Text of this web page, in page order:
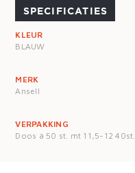
SPECIFICATIES
KLEUR
BLAUW
MERK
Ansell
VERPAKKING
Doos à 50 st. mt 11,5-12 40st.